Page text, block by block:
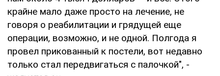
крайне мало даже просто на лечение, не
говоря о реабилитации и грядущей еще
операции, возможно, и не одной. Полгода я
провел прикованный к постели, вот недавно
только стал передвигаться с палочкой", -